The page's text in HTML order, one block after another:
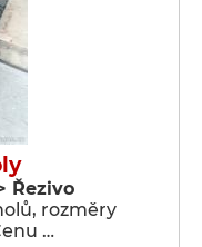
Řezivo
rozměry
…